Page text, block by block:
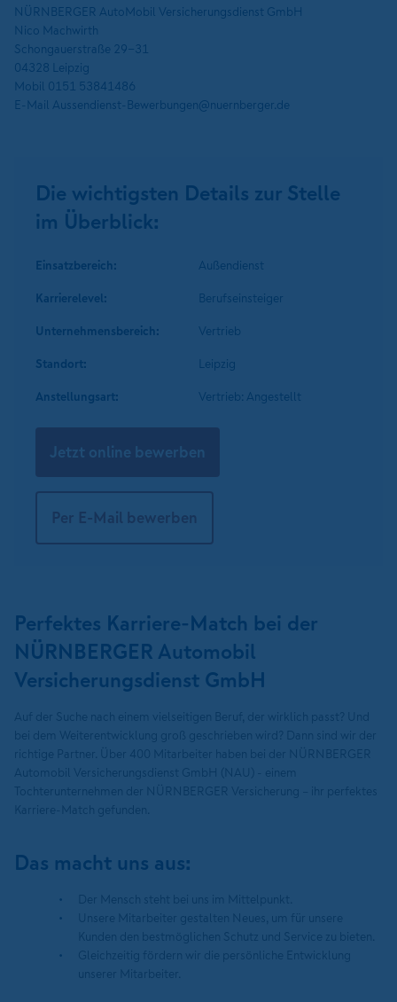
NÜRNBERGER AutoMobil Versicherungsdienst GmbH
Nico Machwirth
Schongauerstraße 29-31
04328 Leipzig
Mobil 0151 53841486
E-Mail Aussendienst-Bewerbungen@nuernberger.de
Die wichtigsten Details zur Stelle
im Überblick:
Einsatzbereich:
Außendienst
Karrierelevel:
Berufseinsteiger
Unternehmens­bereich:
Vertrieb
Standort:
Leipzig
Anstellungsart:
Vertrieb: Angestellt
Jetzt online bewerben
Per E-Mail bewerben
Perfektes Karriere-Match bei der
NÜRNBERGER Automobil
Versicherungsdienst GmbH
Das macht uns aus: